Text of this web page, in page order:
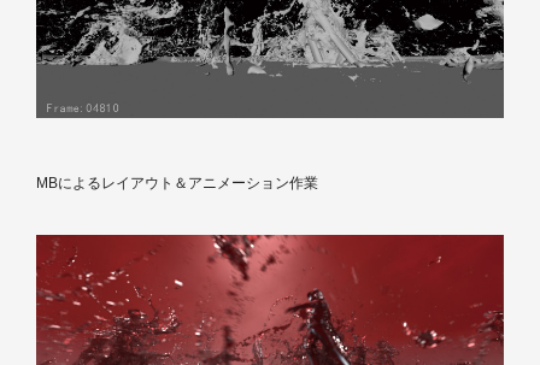
MBによるレイアウト＆アニメーション作業